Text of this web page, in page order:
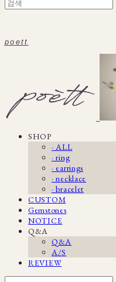
poett
SHOP
· ALL
· ring
· earrings
· necklace
· bracelet
CUSTOM
Gemstones
NOTICE
Q&A
Q&A
A/S
REVIEW